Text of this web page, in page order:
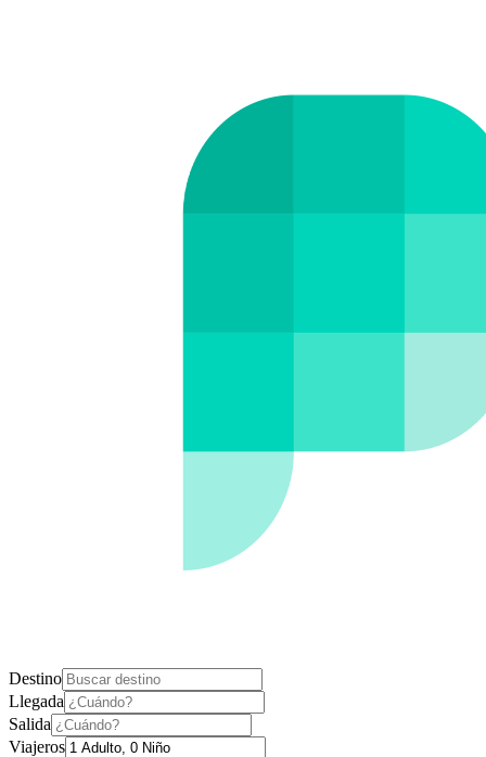
Destino
Llegada
Salida
Viajeros